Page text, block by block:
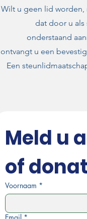
Wilt u geen lid worden,
dat door u als
onderstaand
ontvangt u een
Een
Meld u
of
Voornaam *